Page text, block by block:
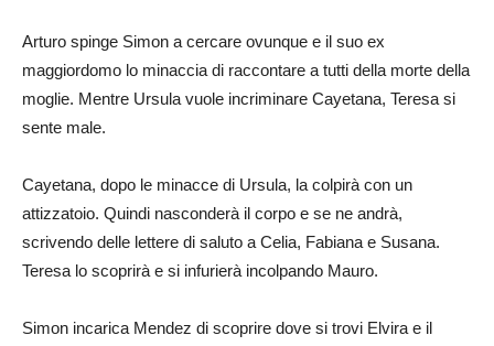
Arturo spinge Simon a cercare ovunque e il suo ex
maggiordomo lo minaccia di raccontare a tutti della morte della
moglie. Mentre Ursula vuole incriminare Cayetana, Teresa si
sente male.
Cayetana, dopo le minacce di Ursula, la colpirà con un
attizzatoio. Quindi nasconderà il corpo e se ne andrà,
scrivendo delle lettere di saluto a Celia, Fabiana e Susana.
Teresa lo scoprirà e si infurierà incolpando Mauro.
Simon incarica Mendez di scoprire dove si trovi Elvira e il